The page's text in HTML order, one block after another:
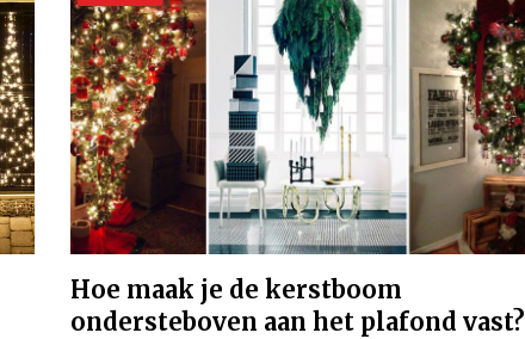
Hoe maak je de kerstboom
ondersteboven aan het plafond vast?